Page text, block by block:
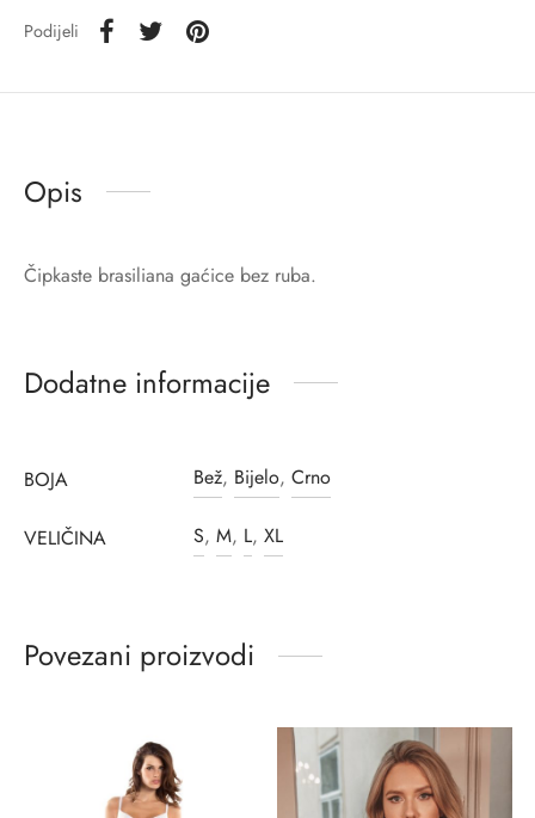
Podijeli
Opis
Čipkaste brasiliana gaćice bez ruba.
Dodatne informacije
BOJA Bež, Bijelo, Crno
VELIČINA S, M, L, XL
Povezani proizvodi